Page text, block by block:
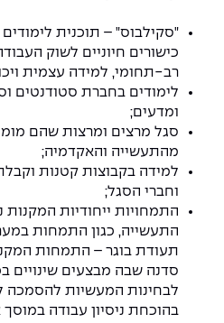
"סקילבוס" – תוכנית
כישורים חיוניים לשוק
רב-תחומי, למידה עצמית
לימודים בחברת סטודנטים
ומדעים;
סגל מרצים ומרצות שהם
מהתעשייה והאקדמיה;
למידה בקבוצות קטנות
וחברי הסגל;
התמחויות ייחודיות
התעשייה, כגון התמחות
תעודת בוגר – התמחות
סדנה שבה מבצעים שינויים
לבחינות המעשיות להסמכה
בהוכחת ניסיון עבודה